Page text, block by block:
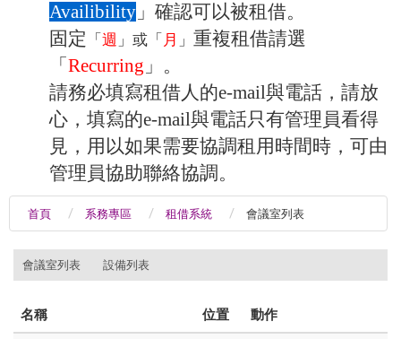
Availibility 」確認可以被租借。
固定
「 週 」或「 月 」 重複租借請選
「 Recurring 」。
請務必填寫租借人的e-mail與電話，請放
心，填寫的e-mail與電話只有管理員看得
見，用以如果需要協調租用時間時，可由
管理員協助聯絡協調。
首頁 系務專區 租借系統 會議室列表
會議室列表 設備列表
名稱 位置 動作